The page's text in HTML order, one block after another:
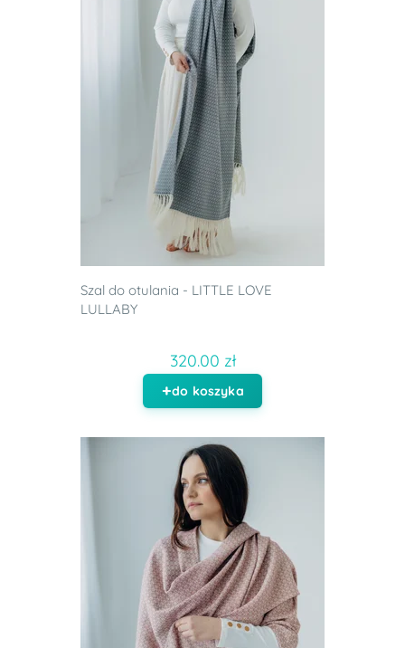
Szal do otulania - LITTLE LOVE
LULLABY
320.00 zł
do koszyka